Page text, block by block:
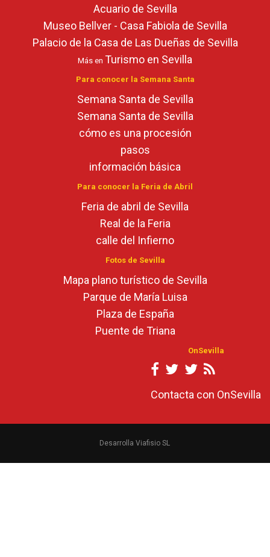
Acuario de Sevilla
Museo Bellver - Casa Fabiola de Sevilla
Palacio de la Casa de Las Dueñas de Sevilla
Más en Turismo en Sevilla
Para conocer la Semana Santa
Semana Santa de Sevilla
Semana Santa de Sevilla
cómo es una procesión
pasos
información básica
Para conocer la Feria de Abril
Feria de abril de Sevilla
Real de la Feria
calle del Infierno
Fotos de Sevilla
Mapa plano turístico de Sevilla
Parque de María Luisa
Plaza de España
Puente de Triana
OnSevilla
Contacta con OnSevilla
Desarrolla Viafisio SL